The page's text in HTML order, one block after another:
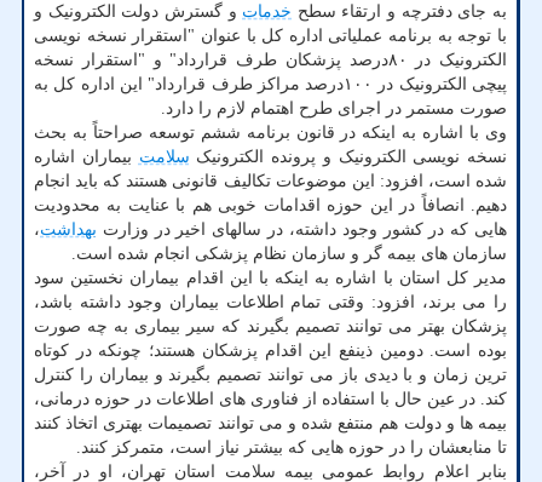
به جای دفترچه و ارتقاء سطح خدمات و گسترش دولت الکترونیک و
با توجه به برنامه عملیاتی اداره کل با عنوان "استقرار نسخه نویسی
الکترونیک در ۸۰درصد پزشکان طرف قرارداد" و "استقرار نسخه
پیچی الکترونیک در ۱۰۰درصد مراکز طرف قرارداد" این اداره کل به
صورت مستمر در اجرای طرح اهتمام لازم را دارد.
وی با اشاره به اینکه در قانون برنامه ششم توسعه صراحتاً به بحث
نسخه نویسی الکترونیک و پرونده الکترونیک سلامت بیماران اشاره
شده است، افزود: این موضوعات تکالیف قانونی هستند که باید انجام
دهیم. انصافاً در این حوزه اقدامات خوبی هم با عنایت به محدودیت
هایی که در کشور وجود داشته، در سالهای اخیر در وزارت بهداشت،
سازمان های بیمه گر و سازمان نظام پزشکی انجام شده است.
مدیر کل استان با اشاره به اینکه با این اقدام بیماران نخستین سود
را می برند، افزود: وقتی تمام اطلاعات بیماران وجود داشته باشد،
پزشکان بهتر می توانند تصمیم بگیرند که سیر بیماری به چه صورت
بوده است. دومین ذینفع این اقدام پزشکان هستند؛ چونکه در کوتاه
ترین زمان و با دیدی باز می توانند تصمیم بگیرند و بیماران را کنترل
کند. در عین حال با استفاده از فناوری های اطلاعات در حوزه درمانی،
بیمه ها و دولت هم منتفع شده و می توانند تصمیمات بهتری اتخاذ کنند
تا منابعشان را در حوزه هایی که بیشتر نیاز است، متمرکز کنند.
بنابر اعلام روابط عمومی بیمه سلامت استان تهران، او در آخر،